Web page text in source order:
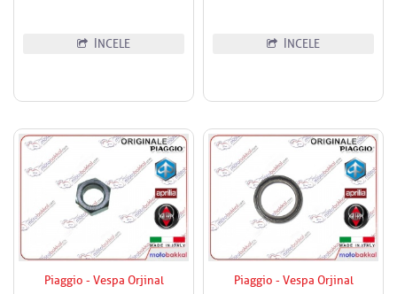
İNCELE İNCELE
Piaggio - Vespa Orjinal Piaggio - Vespa Orjinal